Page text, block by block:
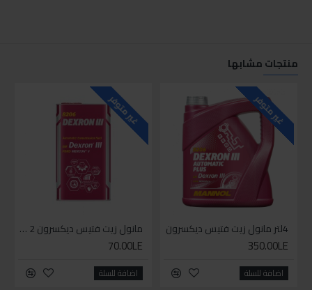
منتجات مشابها
غير متوفر
4لتر مانول زيت فتيس ديكسرون
350.00LE
اضافة للسلة
غير متوفر
مانول زيت فتيس ديكسرون 2 لتر واحد
70.00LE
اضافة للسلة